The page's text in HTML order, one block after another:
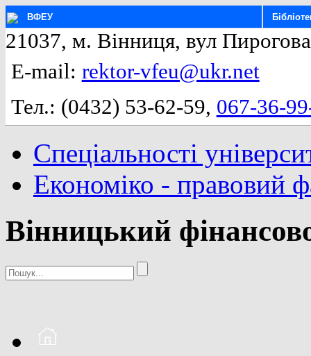
ВФЕУ
21037, м. Вінниця, вул
E-mail: rektor-vfeu@ukr.net
Тел.: (0432) 53-62-59, 067-36-
Спеціальності
Економіко - правовий
Вінницький